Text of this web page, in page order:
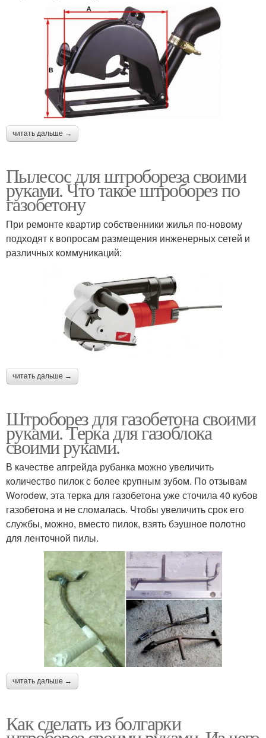
читать дальше →
Пылесос для штробореза своими
руками. Что такое штроборез по
газобетону
При ремонте квартир собственники жилья по-новому
подходят к вопросам размещения инженерных сетей и
различных коммуникаций:
читать дальше →
Штроборез для газобетона своими
руками. Терка для газоблока
своими руками.
В качестве апгрейда рубанка можно увеличить
количество пилок с более крупным зубом. По отзывам
Worodew, эта терка для газобетона уже сточила 40 кубов
газобетона и не сломалась. Чтобы увеличить срок его
службы, можно, вместо пилок, взять бэушное полотно
для ленточной пилы.
читать дальше →
Как сделать из болгарки